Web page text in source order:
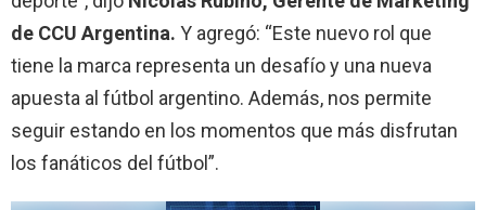
de CCU Argentina. Y agregó: “Este nuevo rol que
tiene la marca representa un desafío y una nueva
apuesta al fútbol argentino. Además, nos permite
seguir estando en los momentos que más disfrutan
los fanáticos del fútbol”.